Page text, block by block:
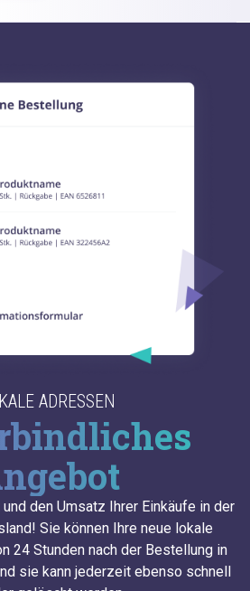
ADRESSEN
den Umsatz Ihrer Einkäufe in der
Sie können Ihre neue lokale
24 Stunden nach der Bestellung in
sie kann jederzeit ebenso schnell